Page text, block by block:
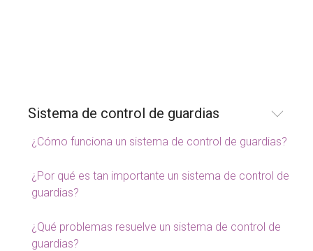
Sistema de control de guardias
¿Cómo funciona un sistema de control de guardias?
¿Por qué es tan importante un sistema de control de
guardias?
¿Qué problemas resuelve un sistema de control de
guardias?